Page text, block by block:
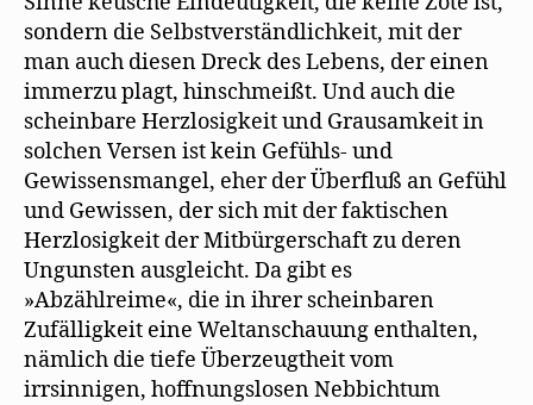
sondern die Selbstverständlichkeit, mit der
man auch diesen Dreck des Lebens, der einen
immerzu plagt, hinschmeißt. Und auch die
scheinbare Herzlosigkeit und Grausamkeit in
solchen Versen ist kein Gefühls- und
Gewissensmangel, eher der Überfluß an Gefühl
und Gewissen, der sich mit der faktischen
Herzlosigkeit der Mitbürgerschaft zu deren
Ungunsten ausgleicht. Da gibt es
»Abzählreime«, die in ihrer scheinbaren
Zufälligkeit eine Weltanschauung enthalten,
nämlich die tiefe Überzeugtheit vom
irrsinnigen, hoffnungslosen Nebbichtum